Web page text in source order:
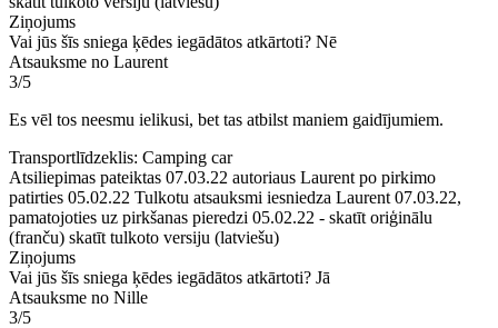
Ziņojums
Vai jūs šīs sniega ķēdes iegādātos atkārtoti? Nē
Atsauksme no Laurent
3/5
Es vēl tos neesmu ielikusi, bet tas atbilst maniem gaidījumiem.
Transportlīdzeklis: Camping car
Atsiliepimas pateiktas 07.03.22 autoriaus Laurent po pirkimo
patirties 05.02.22 Tulkotu atsauksmi iesniedza Laurent 07.03.22,
pamatojoties uz pirkšanas pieredzi 05.02.22 - skatīt oriģinālu
(franču) skatīt tulkoto versiju (latviešu)
Ziņojums
Vai jūs šīs sniega ķēdes iegādātos atkārtoti? Jā
Atsauksme no Nille
3/5